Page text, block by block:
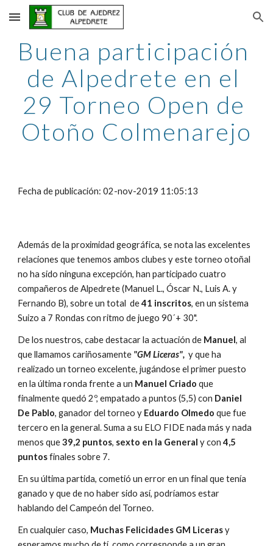
Skip to main content Skip to navigation
Buena participación
de Alpedrete en el
29 Torneo Open de
Otoño Colmenarejo
Fecha de publicación: 02-nov-2019 11:05:13
Además de la proximidad geográfica, se nota las excelentes
relaciones que tenemos ambos clubes y este torneo otoñal
no ha sido ninguna excepción, han participado cuatro
compañeros de Alpedrete (Manuel L., Óscar N., Luis A. y
Fernando B), sobre un total  de 41 inscritos, en un sistema
Suizo a 7 Rondas con ritmo de juego 90´+ 30".
De los nuestros, cabe destacar la actuación de Manuel, al
que llamamos cariñosamente "GM Liceras", y que ha
realizado un torneo excelente, jugándose el primer puesto
en la última ronda frente a un Manuel Criado que
finalmente quedó 2º, empatado a puntos (5,5) con Daniel
De Pablo, ganador del torneo y Eduardo Olmedo que fue
tercero en la general. Suma a su ELO FIDE nada más y nada
menos que 39,2 puntos, sexto en la General y con 4,5
puntos finales sobre 7.
En su última partida, cometió un error en un final que tenía
ganado y que de no haber sido así, podríamos estar
hablando del Campeón del Torneo.
En cualquier caso, Muchas Felicidades GM Liceras y